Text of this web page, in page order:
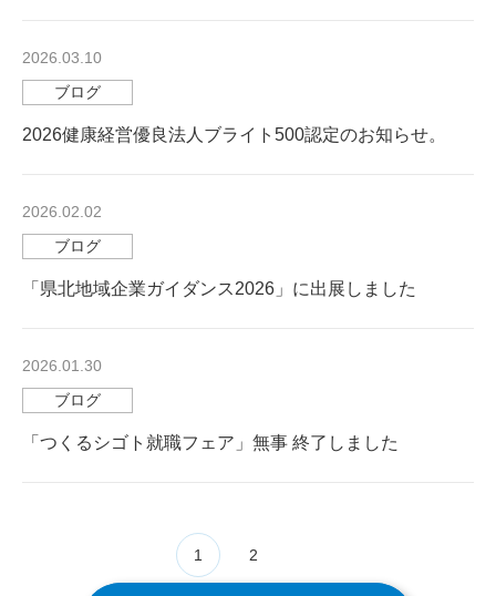
2026.03.10
ブログ
2026健康経営優良法人ブライト500認定のお知らせ。
2026.02.02
ブログ
「県北地域企業ガイダンス2026」に出展しました
2026.01.30
ブログ
「つくるシゴト就職フェア」無事 終了しました
1 2